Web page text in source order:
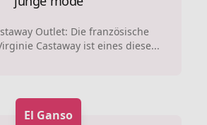
Outlet: Die französische
Castaway ist eines diese...
El Ganso